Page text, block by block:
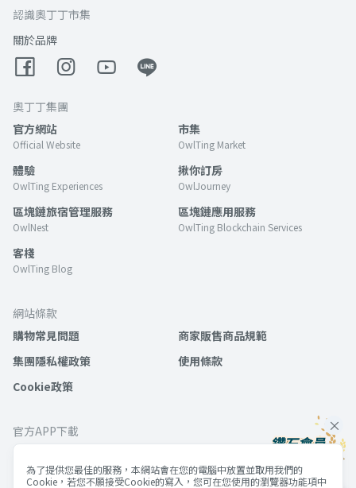
認識奧丁丁市集
關於品牌
奧丁丁集團
官方網站
Official Website
市集
OwlTing Market
體驗
OwlTing Experiences
揪你訂房
OwlJourney
區塊鏈旅宿管理服務
OwlNest
區塊鏈應用服務
OwlTing Blockchain Services
客棧
OwlTing Blog
網站條款
購物常見問題
商家販售商品規範
集團隱私權政策
使用條款
Cookie政策
官方APP下載
為了提供您最佳的服務，本網站會在您的電腦中放置並取用我們的
Cookie，若您不願接受Cookie的寫入，您可在您使用的瀏覽器功能項中